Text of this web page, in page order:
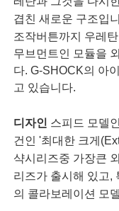
겹친 새로운 구조입
조작버튼까지 우레
무브먼트인 모듈을
다. G-SHOCK의 아
고 있습니다.
디자인 스피드 모델
건인 '최대한 크게
샥시리즈중 가장큰
리즈가 출시해 있고,
의 콜라보레이션 모